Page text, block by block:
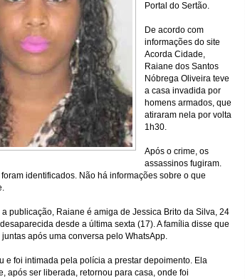
Portal do Sertão.
De acordo com
informações do site
Acorda Cidade,
Raiane dos Santos
Nóbrega Oliveira teve
a casa invadida por
homens armados, que
atiraram nela por volta
1h30.
Após o crime, os
assassinos fugiram.
identificados. Não há informações sobre o que
publicação, Raiane é amiga de Jessica Brito da Silva, 24
desde a última sexta (17). A família disse que
após uma conversa pelo WhatsApp.
e foi intimada pela polícia a prestar depoimento. Ela
após ser liberada, retornou para casa, onde foi